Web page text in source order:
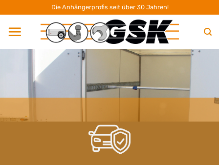
Inhalt
springen
Die Anhängerprofis seit über 30 Jahren!